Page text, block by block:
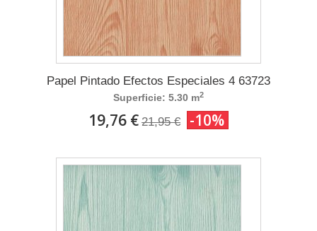
Papel Pintado Efectos Especiales 4 63723
Superficie: 5.30 m2
19,76 € 21,95 € -10%